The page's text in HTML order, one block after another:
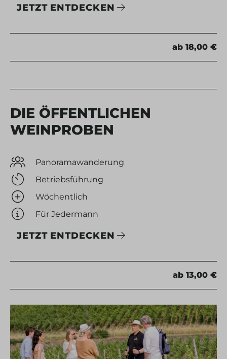
JETZT ENTDECKEN
ab 18,00 €
DIE ÖFFENTLICHEN
WEINPROBEN
Panoramawanderung
Betriebsführung
Wöchentlich
Für Jedermann
JETZT ENTDECKEN
ab 13,00 €